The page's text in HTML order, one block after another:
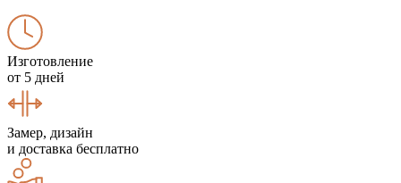
Изготовление
от 5 дней
Замер, дизайн
и доставка бесплатно